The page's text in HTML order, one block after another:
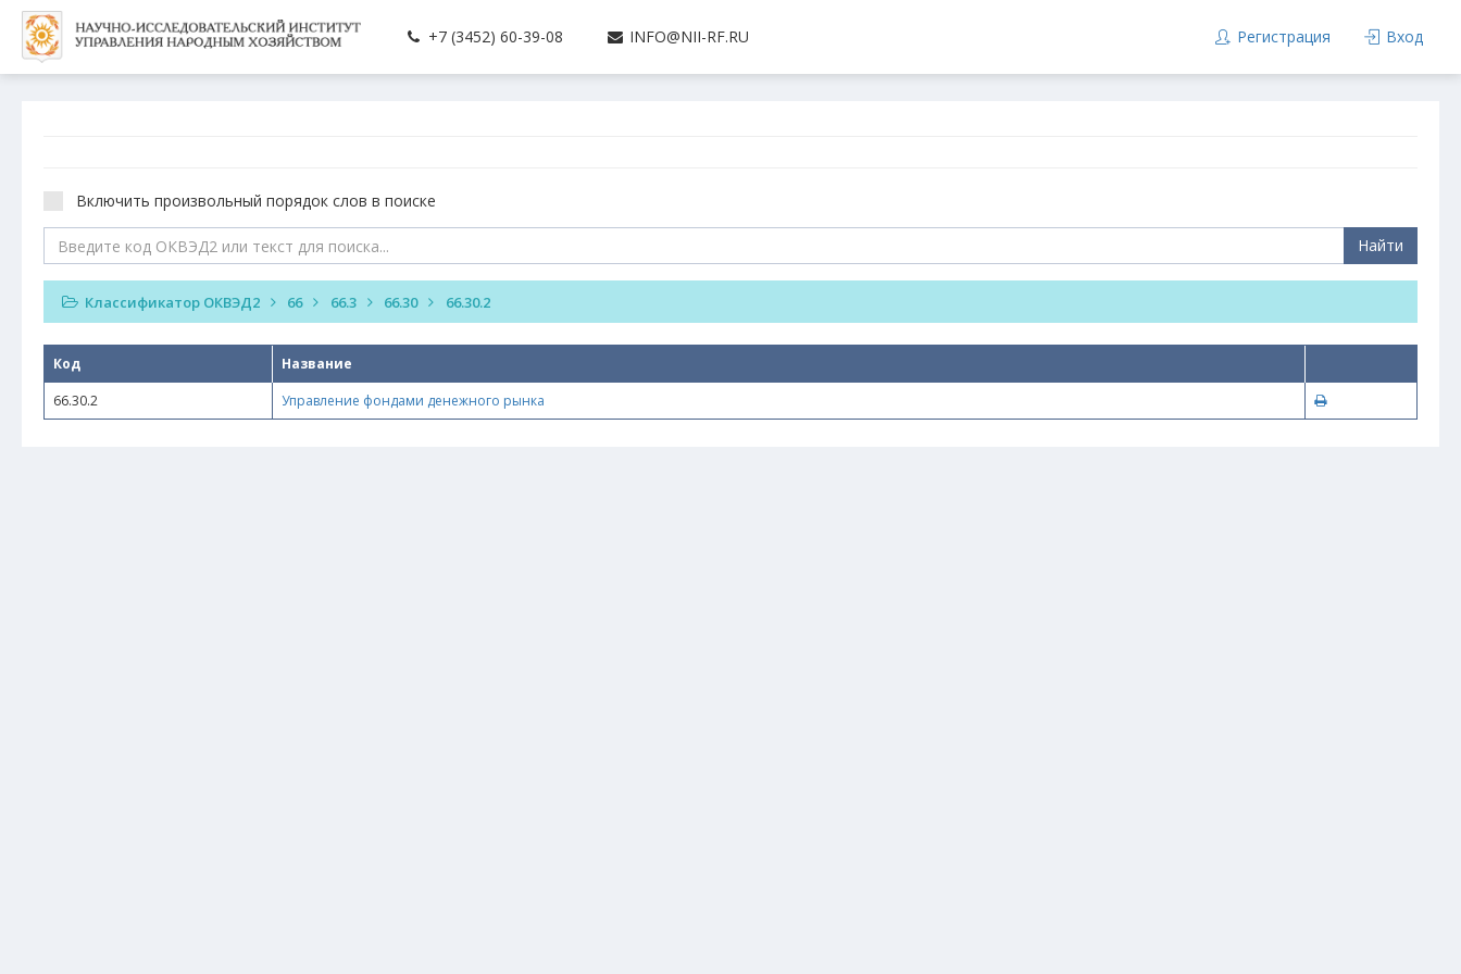
+7 (3452) 60-39-08 INFO@NII-RF.RU Регистрация Вход
Включить произвольный порядок слов в поиске
Найти
Классификатор ОКВЭД2 66 66.3 66.30 66.30.2
Код
Название
66.30.2
Управление фондами денежного рынка